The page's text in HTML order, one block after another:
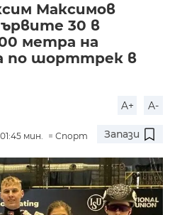
Максимов
30 в
метра на
по шорттрек в
A+ A-
мин. Спорт Запази